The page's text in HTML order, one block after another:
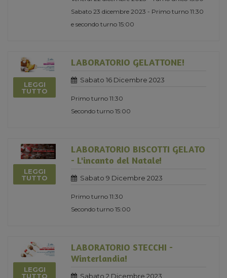
Sabato 23 dicembre 2023 - Primo turno 11:30
e secondo turno 15:00
LEGGI
TUTTO
LABORATORIO GELATTONE!
Sabato 16 Dicembre 2023
Primo turno 11:30
Secondo turno 15:00
LEGGI
TUTTO
LABORATORIO BISCOTTI GELATO
- L'incanto del Natale!
Sabato 9 Dicembre 2023
Primo turno 11:30
Secondo turno 15:00
LEGGI
TUTTO
LABORATORIO STECCHI -
Winterlandia!
Sabato 2 Dicembre 2023